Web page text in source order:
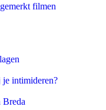
filmen
je intimideren?
Breda